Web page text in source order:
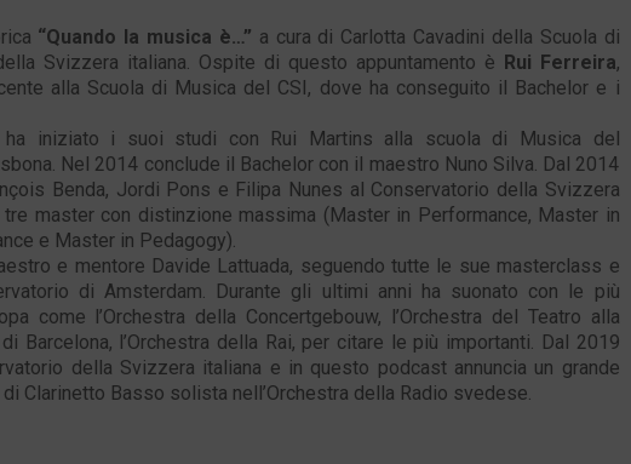
“Quando la musica è…” a cura di Carlotta Cavadini della Scuola di
Svizzera italiana. Ospite di questo appuntamento è Rui Ferreira,
alla Scuola di Musica del CSI, dove ha conseguito il Bachelor e i
ha iniziato i suoi studi con Rui Martins alla scuola di Musica del
Nel 2014 conclude il Bachelor con il maestro Nuno Silva. Dal 2014
Benda, Jordi Pons e Filipa Nunes al Conservatorio della Svizzera
master con distinzione massima (Master in Performance, Master in
e Master in Pedagogy).
e mentore Davide Lattuada, seguendo tutte le sue masterclass e
di Amsterdam. Durante gli ultimi anni ha suonato con le più
come l’Orchestra della Concertgebouw, l’Orchestra del Teatro alla
Barcelona, l’Orchestra della Rai, per citare le più importanti. Dal 2019
della Svizzera italiana e in questo podcast annuncia un grande
Clarinetto Basso solista nell’Orchestra della Radio svedese.